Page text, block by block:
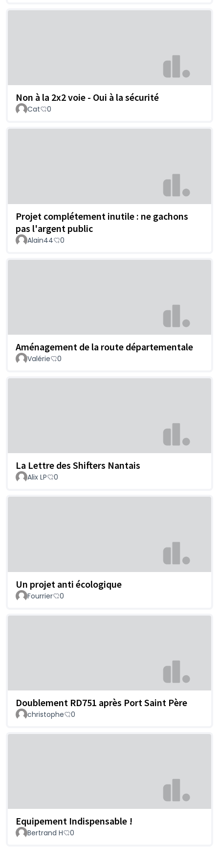
Non à la 2x2 voie - Oui à la sécurité
Cat 0
Projet complétement inutile : ne gachons
pas l'argent public
Alain44 0
Aménagement de la route départementale
Valérie 0
La Lettre des Shifters Nantais
Alix LP 0
Un projet anti écologique
Fourrier 0
Doublement RD751 après Port Saint Père
christophe 0
Equipement Indispensable !
Bertrand H 0